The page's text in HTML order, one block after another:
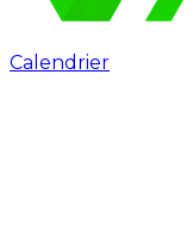
Calendrier